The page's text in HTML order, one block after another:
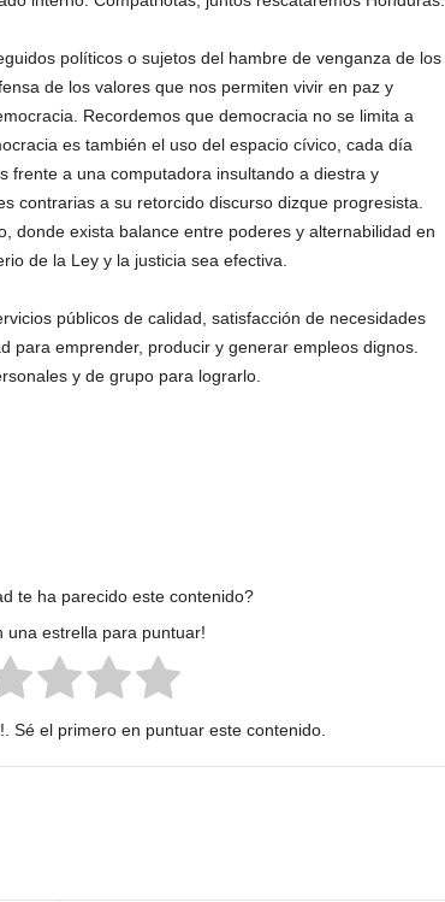
políticos o sujetos del hambre de venganza de los
de los valores que nos permiten vivir en paz y
Recordemos que democracia no se limita a
es también el uso del espacio cívico, cada día
frente a una computadora insultando a diestra y
contrarias a su retorcido discurso dizque progresista.
donde exista balance entre poderes y alternabilidad en
de la Ley y la justicia sea efectiva.
públicos de calidad, satisfacción de necesidades
para emprender, producir y generar empleos dignos.
y de grupo para lograrlo.
te ha parecido este contenido?
una estrella para puntuar!
Sé el primero en puntuar este contenido.